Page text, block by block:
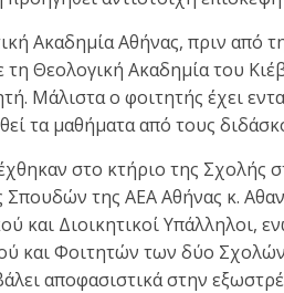
Ακαδημία Αθήνας, πριν από
Θεολογική Ακαδημία του
Μάλιστα ο φοιτητής έχει
τα μαθήματα από τους
στο κτήριο της Σχολής
Σπουδών της ΑΕΑ Αθήνας κ.
και Διοικητικοί Υπάλληλοι,
και Φοιτητών των δύο
αποφασιστικά στην